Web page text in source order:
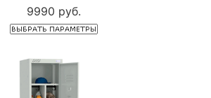
9990 руб.